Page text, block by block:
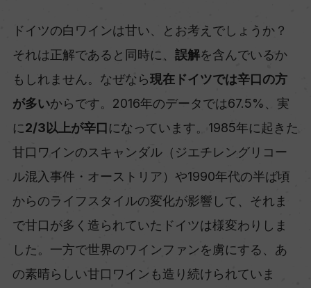
ドイツの白ワインは甘い、とお考えでしょうか？
それは正解であると同時に、 誤解を含んでいるか
もしれません。なぜなら現在ドイツでは辛口の方
が多いからです。2016年のデータでは67.5%、実
に2/3以上が辛口になっています。1985年に起きた
甘口ワインのスキャンダル（ジエチレングリコー
ル混入事件・オーストリア）や1990年代の半ば頃
からのライフスタイルの変化が影響して、それま
で甘口が多く造られていたドイツは様変わりしま
した。一方で世界のワインファンを虜にする、あ
の素晴らしい甘口ワインも造り続けられていま